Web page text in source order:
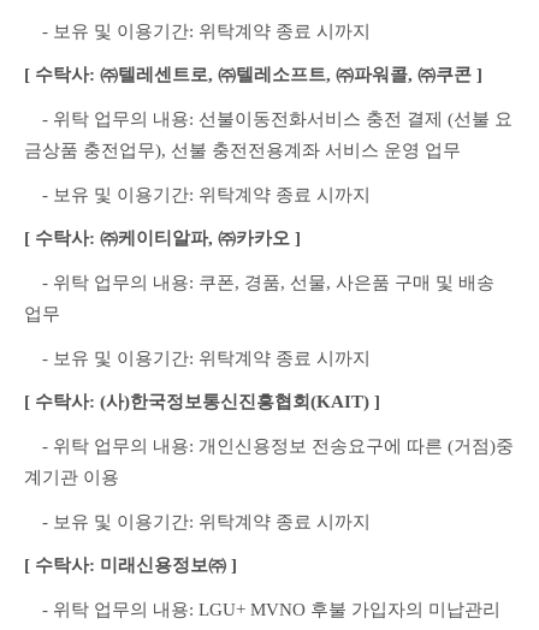
- 보유 및 이용기간: 위탁계약 종료 시까지
[ 수탁사: ㈜텔레센트로, ㈜텔레소프트, ㈜파워콜, ㈜쿠콘 ]
- 위탁 업무의 내용: 선불이동전화서비스 충전 결제 (선불 요
금상품 충전업무), 선불 충전전용계좌 서비스 운영 업무
- 보유 및 이용기간: 위탁계약 종료 시까지
[ 수탁사: ㈜케이티알파, ㈜카카오 ]
- 위탁 업무의 내용: 쿠폰, 경품, 선물, 사은품 구매 및 배송
업무
- 보유 및 이용기간: 위탁계약 종료 시까지
[ 수탁사: (사)한국정보통신진흥협회(KAIT) ]
- 위탁 업무의 내용: 개인신용정보 전송요구에 따른 (거점)중
계기관 이용
- 보유 및 이용기간: 위탁계약 종료 시까지
[ 수탁사: 미래신용정보㈜ ]
- 위탁 업무의 내용: LGU+ MVNO 후불 가입자의 미납관리